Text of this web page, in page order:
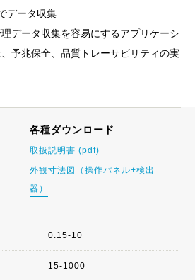
データ収集
データ収集を容易にするアプリケーシ
予兆保全、品質トレーサビリティの実
各種ダウンロード
取扱説明書 (pdf)
外観寸法図（操作パネル+検出
器）
0.15-10
15-1000